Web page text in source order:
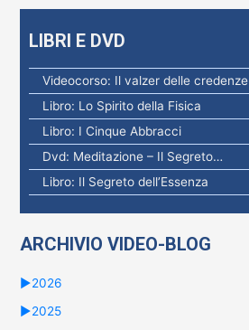
LIBRI E DVD
Videocorso: Il valzer delle credenze
Libro: Lo Spirito della Fisica
Libro: I Cinque Abbracci
Dvd: Meditazione – Il Segreto…
Libro: Il Segreto dell’Essenza
ARCHIVIO VIDEO-BLOG
►2026
►2025